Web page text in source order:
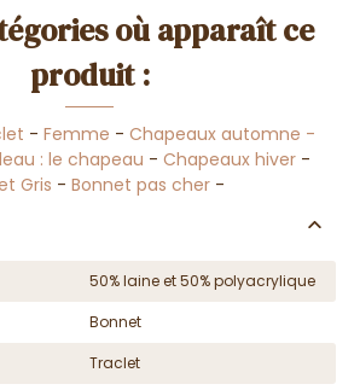
où apparaît ce
produit :
- Femme - Chapeaux automne -
: le chapeau - Chapeaux hiver -
Gris - Bonnet pas cher-
50% laine et 50% polyacrylique
Bonnet
Traclet